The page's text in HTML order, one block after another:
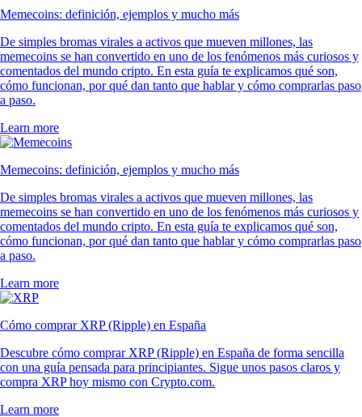
Memecoins: definición, ejemplos y mucho más
De simples bromas virales a activos que mueven millones, las
memecoins se han convertido en uno de los fenómenos más curiosos y
comentados del mundo cripto. En esta guía te explicamos qué son,
cómo funcionan, por qué dan tanto que hablar y cómo comprarlas paso
a paso.
Learn more
Memecoins: definición, ejemplos y mucho más
De simples bromas virales a activos que mueven millones, las
memecoins se han convertido en uno de los fenómenos más curiosos y
comentados del mundo cripto. En esta guía te explicamos qué son,
cómo funcionan, por qué dan tanto que hablar y cómo comprarlas paso
a paso.
Learn more
Cómo comprar XRP (Ripple) en España
Descubre cómo comprar XRP (Ripple) en España de forma sencilla
con una guía pensada para principiantes. Sigue unos pasos claros y
compra XRP hoy mismo con Crypto.com.
Learn more